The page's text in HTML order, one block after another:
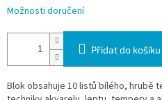
Možnosti doručení
Přidat do košíku
Blok obsahuje 10 listů bílého, hrubě